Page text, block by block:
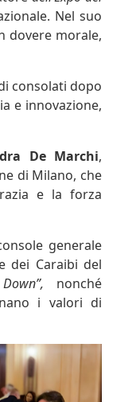
Nel suo
dovere morale,
consolati dopo
e innovazione,
De Marchi,
di Milano, che
e la forza
generale
dei Caraibi del
nonché
i valori di